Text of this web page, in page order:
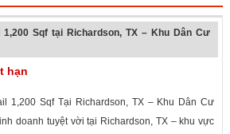
1,200 Sqf tại Richardson, TX – Khu Dân Cư
hạn
1,200 Sqf Tại Richardson, TX – Khu Dân Cư
doanh tuyệt vời tại Richardson, TX – khu vực